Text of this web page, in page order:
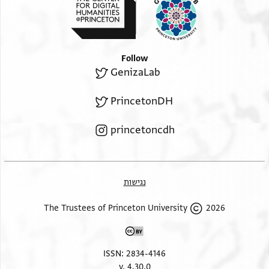
Follow
GenizaLab
PrincetonDH
princetoncdh
נגישות
2026 The Trustees of Princeton University
ISSN: 2834-4146